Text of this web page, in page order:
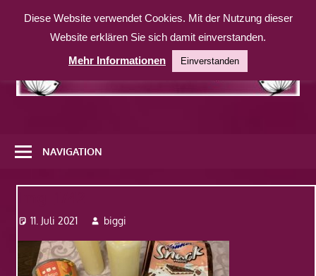
Inhalt
weitere
Website
NAVIGATION
11. Juli 2021 biggi
Diese Website verwendet Cookies. Mit der Nutzung dieser
Website erklären Sie sich damit einverstanden.
Mehr Informationen
Einverstanden